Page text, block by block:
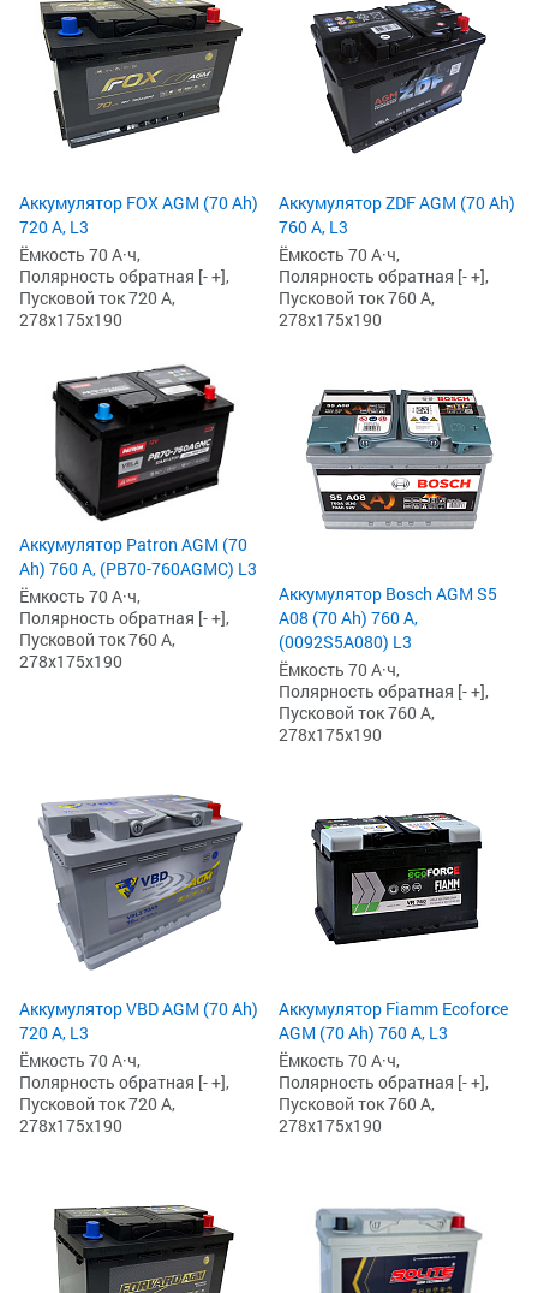
Аккумулятор FOX AGM (70 Ah)
720 А, L3
Ёмкость 70 А·ч,
Полярность обратная [- +],
Пусковой ток 720 А,
278x175x190
Аккумулятор ZDF AGM (70 Ah)
760 А, L3
Ёмкость 70 А·ч,
Полярность обратная [- +],
Пусковой ток 760 А,
278x175x190
Аккумулятор Patron AGM (70
Ah) 760 А, (PB70-760AGMC) L3
Ёмкость 70 А·ч,
Полярность обратная [- +],
Пусковой ток 760 А,
278x175x190
Аккумулятор Bosch AGM S5
A08 (70 Ah) 760 А,
(0092S5A080) L3
Ёмкость 70 А·ч,
Полярность обратная [- +],
Пусковой ток 760 А,
278x175x190
Аккумулятор VBD AGM (70 Ah)
720 А, L3
Ёмкость 70 А·ч,
Полярность обратная [- +],
Пусковой ток 720 А,
278x175x190
Аккумулятор Fiamm Ecoforce
AGM (70 Ah) 760 А, L3
Ёмкость 70 А·ч,
Полярность обратная [- +],
Пусковой ток 760 А,
278x175x190